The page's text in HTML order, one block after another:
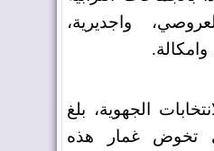
واجديرية،
وامكالة.
الجهوية، بلغ
تخوض غمار هذه